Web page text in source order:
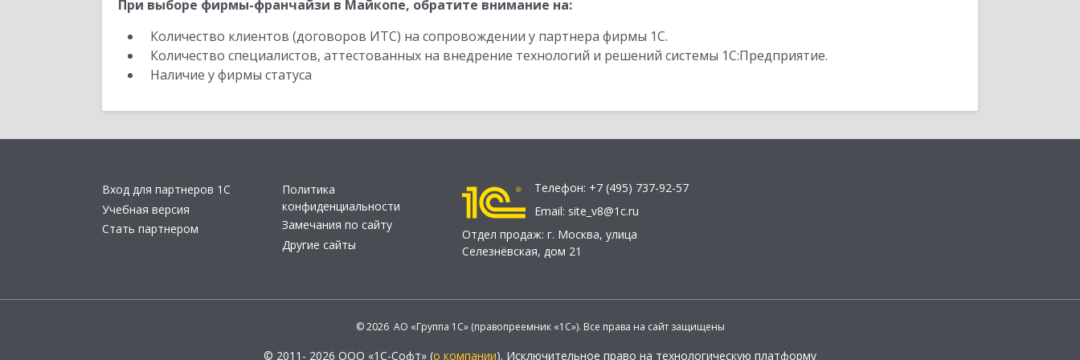
При выборе фирмы-франчайзи в Майкопе, обратите внимание на:
Количество клиентов (договоров ИТС) на сопровождении у партнера фирмы 1С.
Количество специалистов, аттестованных на внедрение технологий и решений системы 1С:Предприятие.
Наличие у фирмы статуса
Вход для партнеров 1С
Учебная версия
Стать партнером
Политика
конфиденциальности
Замечания по сайту
Другие сайты
Телефон: +7 (495) 737-92-57
Email: site_v8@1c.ru
Отдел продаж: г. Москва, улица
Селезнёвская, дом 21
© 2026 АО «Группа 1С» (правопреемник «1С»). Все права на сайт защищены
© 2011- 2026 ООО «1С-Софт» (о компании). Исключительное право на технологическую платформу